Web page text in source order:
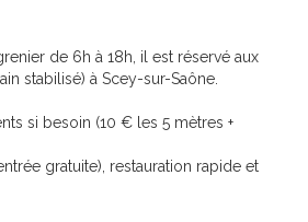
de 6h à 18h, il est réservé aux
stabilisé) à Scey-sur-Saône.
si besoin (10 € les 5 mètres +
gratuite), restauration rapide et